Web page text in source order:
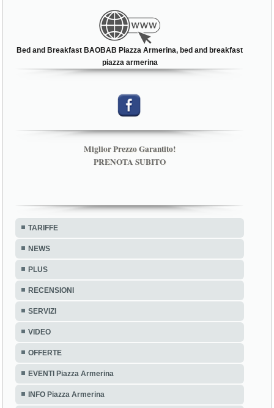
Bed and Breakfast BAOBAB Piazza Armerina, bed and breakfast
piazza armerina
Miglior Prezzo Garantito!
PRENOTA SUBITO
TARIFFE
NEWS
PLUS
RECENSIONI
SERVIZI
VIDEO
OFFERTE
EVENTI Piazza Armerina
INFO Piazza Armerina